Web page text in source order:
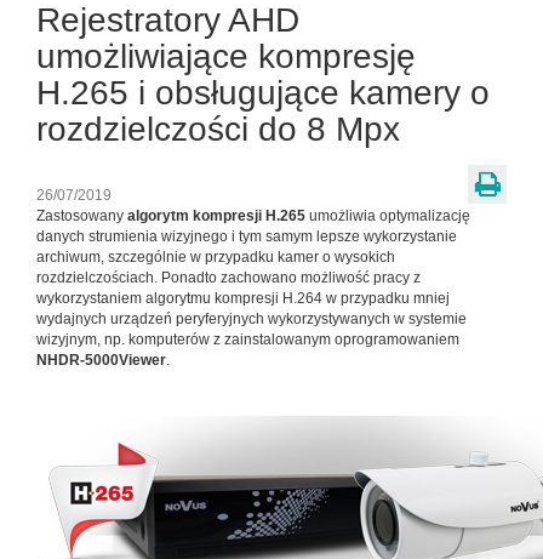
Rejestratory AHD
umożliwiające kompresję
H.265 i obsługujące kamery o
rozdzielczości do 8 Mpx
26/07/2019
Zastosowany algorytm kompresji H.265 umożliwia optymalizację
danych strumienia wizyjnego i tym samym lepsze wykorzystanie
archiwum, szczególnie w przypadku kamer o wysokich
rozdzielczościach. Ponadto zachowano możliwość pracy z
wykorzystaniem algorytmu kompresji H.264 w przypadku mniej
wydajnych urządzeń peryferyjnych wykorzystywanych w systemie
wizyjnym, np. komputerów z zainstalowanym oprogramowaniem
NHDR-5000Viewer.